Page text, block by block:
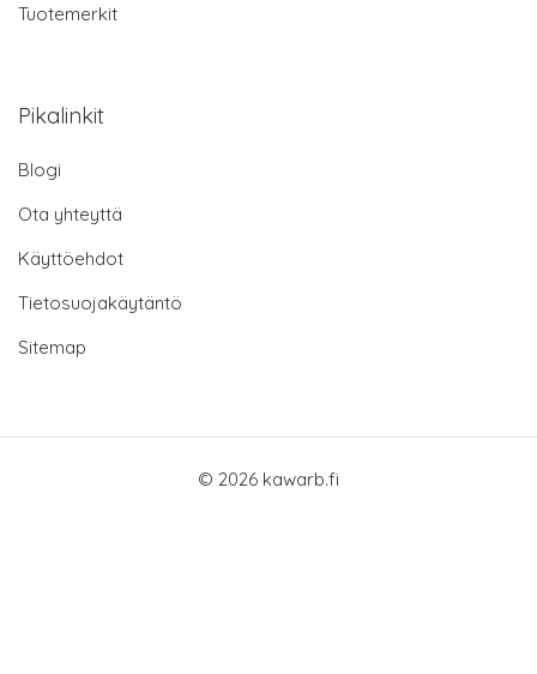
Tuotemerkit
Pikalinkit
Blogi
Ota yhteyttä
Käyttöehdot
Tietosuojakäytäntö
Sitemap
© 2026 kawarb.fi